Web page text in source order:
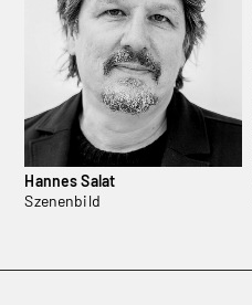
Hannes Salat
Szenenbild